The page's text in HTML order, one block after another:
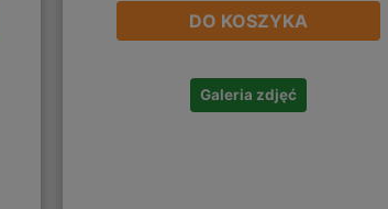
DO KOSZYKA
Galeria zdjęć